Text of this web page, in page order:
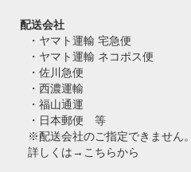
配送会社
・ヤマト運輸 宅急便
・ヤマト運輸 ネコポス便
・佐川急便
・西濃運輸
・福山通運
・日本郵便 等
※配送会社のご指定できません。
詳しくは→ こちらから